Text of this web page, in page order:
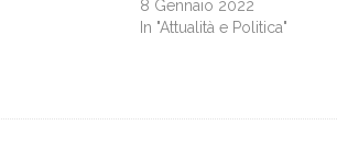
8 Gennaio 2022
In "Attualità e Politica"